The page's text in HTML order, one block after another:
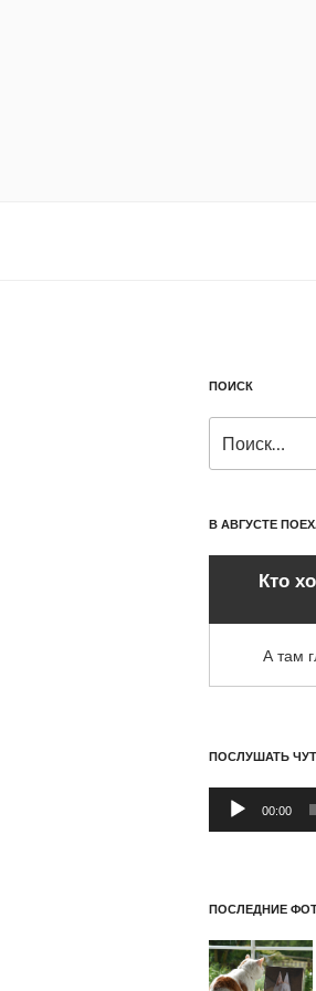
ПОИСК
В АВГУСТЕ
Кто
А там
ПОСЛУШАТЬ
Аудиоплеер
00:00
ПОСЛЕДНИЕ